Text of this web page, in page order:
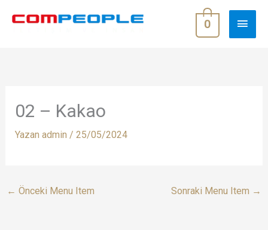
atla
ANA
0
02 – Kakao
Yazan admin / 25/05/2024
← Önceki Menu Item Sonraki Menu Item →